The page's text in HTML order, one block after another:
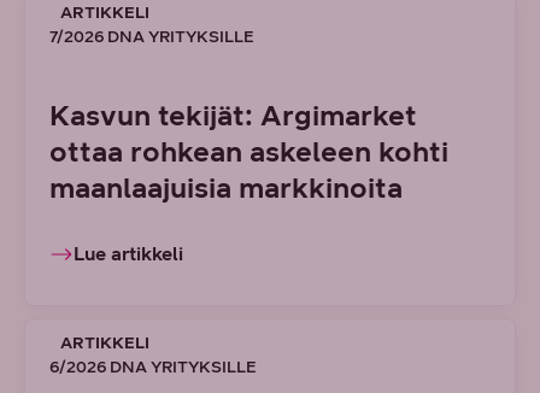
ARTIKKELI
7/2026 DNA YRITYKSILLE
Kasvun tekijät: Argimarket
ottaa rohkean askeleen kohti
maanlaajuisia markkinoita
Lue artikkeli
ARTIKKELI
6/2026 DNA YRITYKSILLE